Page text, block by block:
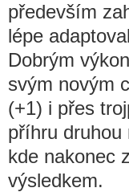
především
lépe
Dobrým
svým novým
(+1) i přes
příhru druhou
kde nakonec
výsledkem.